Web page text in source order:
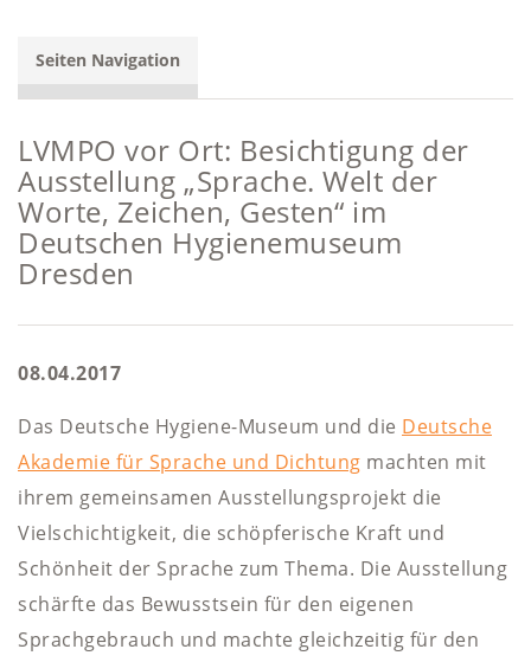
Seiten Navigation
LVMPO vor Ort: Besichtigung der
Ausstellung „Sprache. Welt der
Worte, Zeichen, Gesten“ im
Deutschen Hygienemuseum
Dresden
08.04.2017
Das Deutsche Hygiene-Museum und die Deutsche
Akademie für Sprache und Dichtung machten mit
ihrem gemeinsamen Ausstellungsprojekt die
Vielschichtigkeit, die schöpferische Kraft und
Schönheit der Sprache zum Thema. Die Ausstellung
schärfte das Bewusstsein für den eigenen
Sprachgebrauch und machte gleichzeitig für den